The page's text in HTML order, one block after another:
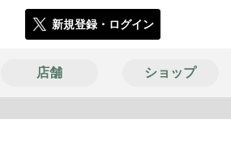
新規登録・ログイン
店舗 ショップ